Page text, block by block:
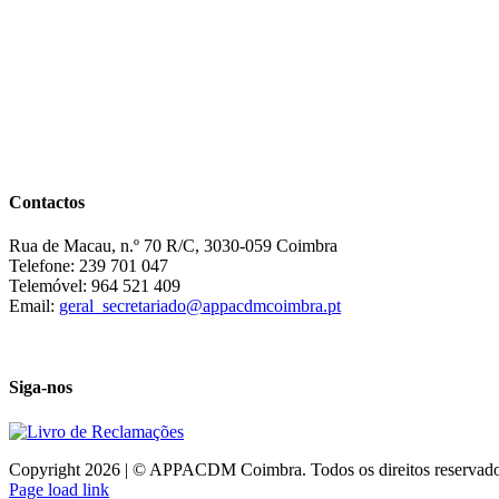
Contactos
Rua de Macau, n.º 70 R/C, 3030-059 Coimbra
Telefone: 239 701 047
Telemóvel: 964 521 409
Email: geral_secretariado@appacdmcoimbra.pt
Siga-nos
Copyright 2026 | © APPACDM Coimbra. Todos os direitos
Page load link